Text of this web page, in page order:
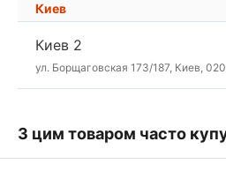
Киев
Киев 2
ул. Борщаговская 173/187, Киев,
З цим товаром часто